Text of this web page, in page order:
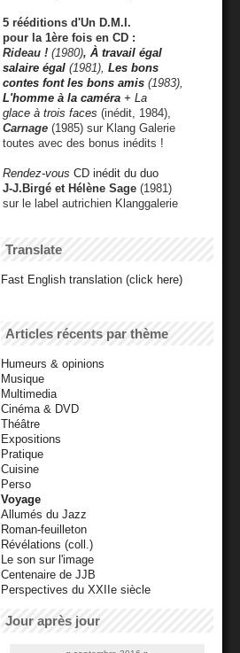
5 rééditions d'Un D.M.I.
pour la 1ère fois en CD :
Rideau ! (1980), À travail égal
salaire égal (1981), Les bons
contes font les bons amis (1983),
L'homme à la caméra + La
glace à trois faces (inédit, 1984),
Carnage (1985) sur Klang Galerie
toutes avec des bonus inédits !
Rendez-vous CD inédit du duo
J-J.Birgé et Hélène Sage (1981)
sur le label autrichien Klanggalerie
Translate
Fast English translation (click here)
Articles récents par thème
Humeurs & opinions
Musique
Multimedia
Cinéma & DVD
Théâtre
Expositions
Pratique
Cuisine
Perso
Voyage
Allumés du Jazz
Roman-feuilleton
Révélations (coll.)
Le son sur l'image
Centenaire de JJB
Perspectives du XXIIe siècle
Jour après jour